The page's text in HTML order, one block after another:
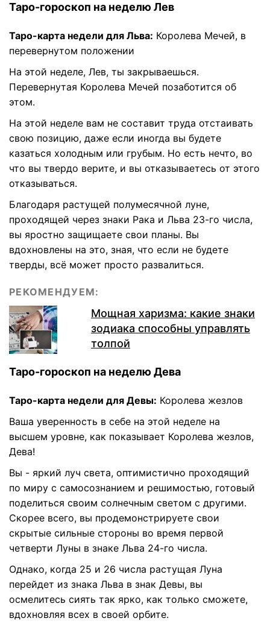
Таро-гороскоп на неделю Лев
Таро-карта недели для Льва: Королева Мечей, в
перевернутом положении
На этой неделе, Лев, ты закрываешься.
Перевернутая Королева Мечей позаботится об
этом.
На этой неделе вам не составит труда отстаивать
свою позицию, даже если иногда вы будете
казаться холодным или грубым. Но есть нечто, во
что вы твердо верите, и вы отказываетесь от этого
отказываться.
Благодаря растущей полумесячной луне,
проходящей через знаки Рака и Льва 23-го числа,
вы яростно защищаете свои планы. Вы
вдохновлены на это, зная, что если не будете
тверды, всё может просто развалиться.
РЕКОМЕНДУЕМ:
Мощная харизма: какие знаки
зодиака способны управлять
толпой
Таро-гороскоп на неделю Дева
Таро-карта недели для Девы: Королева жезлов
Ваша уверенность в себе на этой неделе на
высшем уровне, как показывает Королева жезлов,
Дева!
Вы - яркий луч света, оптимистично проходящий
по миру с самосознанием и решимостью, готовый
поделиться своим солнечным светом с другими.
Скорее всего, вы продемонстрируете свои
скрытые сильные стороны во время первой
четверти Луны в знаке Льва 24-го числа.
Однако, когда 25 и 26 числа растущая Луна
перейдет из знака Льва в знак Девы, вы
осмелитесь сиять так ярко, как только сможете,
вдохновляя всех в своей орбите.